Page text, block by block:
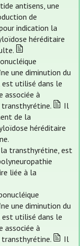
antisens, une
de
indication la
héréditaire
une diminution du
utilisé dans le
associée à
Il
de la
héréditaire
transthyrétine, est
liée à la
une diminution du
utilisé dans le
associée à
Il